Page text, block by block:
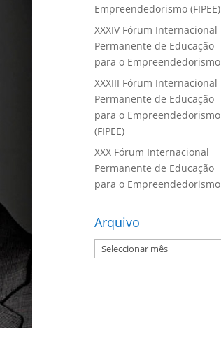
Empreendedorismo (FIPEE)
XXXIV Fórum Internacional
Permanente de Educação
para o Empreendedorismo
XXXIII Fórum Internacional
Permanente de Educação
para o Empreendedorismo
(FIPEE)
XXX Fórum Internacional
Permanente de Educação
para o Empreendedorismo
Arquivo
Arquivo